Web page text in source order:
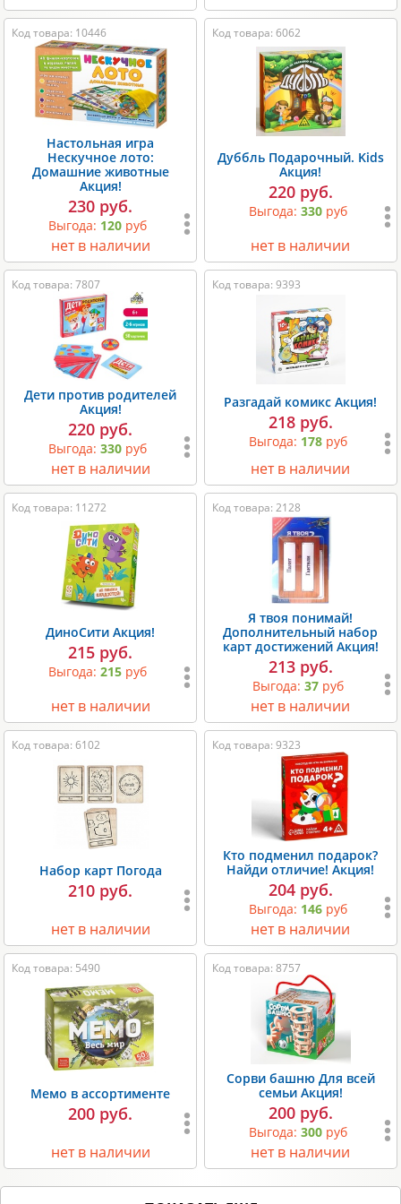
Код товара: 10446
Настольная игра
Нескучное лото:
Домашние животные
Акция!
230 руб.
Выгода: 120 руб
нет в наличии
Код товара: 6062
Дуббль Подарочный. Kids
Акция!
220 руб.
Выгода: 330руб
нет в наличии
Код товара: 7807
Дети против родителей
Акция!
220 руб.
Выгода:330 руб
нет в наличии
Код товара: 9393
Разгадай комикс Акция!
218 руб.
Выгода: 178руб
нет в наличии
Код товара: 11272
ДиноСити Акция!
215 руб.
Выгода:215 руб
нет в наличии
Код товара: 2128
Я твоя понимай!
Дополнительный набор
карт достижений Акция!
213 руб.
Выгода: 37руб
нет в наличии
Код товара: 6102
Набор карт Погода
210 руб.
нет в наличии
Код товара: 9323
Кто подменил подарок?
Найди отличие! Акция!
204 руб.
Выгода: 146руб
нет в наличии
Код товара: 5490
Мемо в ассортименте
200 руб.
нет в наличии
Код товара: 8757
Сорви башню Для всей
семьи Акция!
200 руб.
Выгода: 300руб
нет в наличии